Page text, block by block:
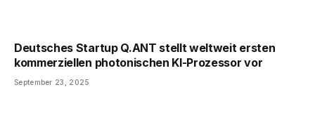
Deutsches Startup Q.ANT stellt weltweit ersten
kommerziellen photonischen KI-Prozessor vor
September 23, 2025